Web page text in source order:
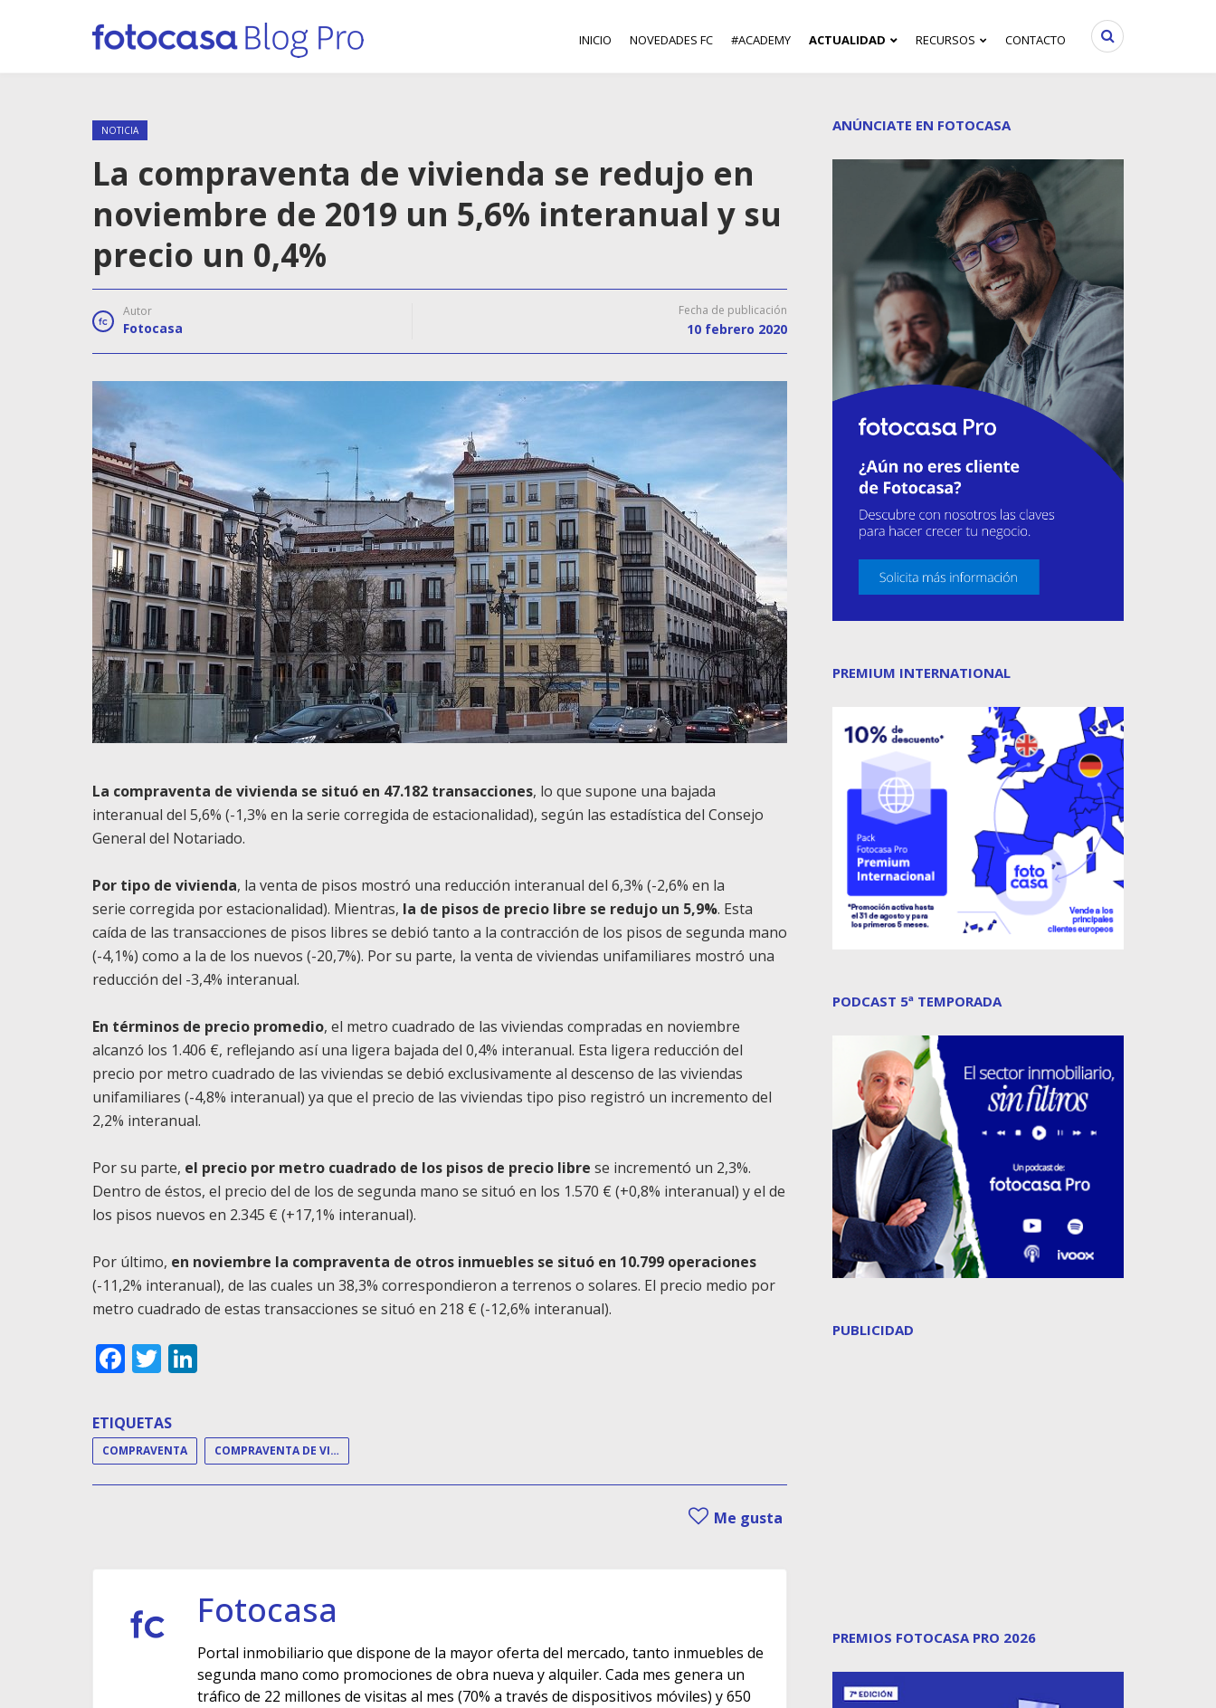
INICIO NOVEDADES FC #ACADEMY ACTUALIDAD RECURSOS CONTACTO
NOTICIA
La compraventa de vivienda se redujo en
noviembre de 2019 un 5,6% interanual y su
precio un 0,4%
Autor
Fotocasa
Fecha de publicación
10 febrero 2020
La compraventa de vivienda se situó en 47.182 transacciones, lo que supone una bajada
interanual del 5,6% (-1,3% en la serie corregida de estacionalidad), según las estadística del Consejo
General del Notariado.
Por tipo de vivienda, la venta de pisos mostró una reducción interanual del 6,3% (-2,6% en la
serie corregida por estacionalidad). Mientras, la de pisos de precio libre se redujo un 5,9%. Esta
caída de las transacciones de pisos libres se debió tanto a la contracción de los pisos de segunda mano
(-4,1%) como a la de los nuevos (-20,7%). Por su parte, la venta de viviendas unifamiliares mostró una
reducción del -3,4% interanual.
En términos de precio promedio, el metro cuadrado de las viviendas compradas en noviembre
alcanzó los 1.406 €, reflejando así una ligera bajada del 0,4% interanual. Esta ligera reducción del
precio por metro cuadrado de las viviendas se debió exclusivamente al descenso de las viviendas
unifamiliares (-4,8% interanual) ya que el precio de las viviendas tipo piso registró un incremento del
2,2% interanual.
Por su parte, el precio por metro cuadrado de los pisos de precio libre se incrementó un 2,3%.
Dentro de éstos, el precio del de los de segunda mano se situó en los 1.570 € (+0,8% interanual) y el de
los pisos nuevos en 2.345 € (+17,1% interanual).
Por último, en noviembre la compraventa de otros inmuebles se situó en 10.799 operaciones
(-11,2% interanual), de las cuales un 38,3% correspondieron a terrenos o solares. El precio medio por
metro cuadrado de estas transacciones se situó en 218 € (-12,6% interanual).
Facebook
Twitter
ETIQUETAS
COMPRAVENTA COMPRAVENTA DE VIVIENDAS
Me gusta
Fotocasa
Portal inmobiliario que dispone de la mayor oferta del mercado, tanto inmuebles de
segunda mano como promociones de obra nueva y alquiler. Cada mes genera un
tráfico de 22 millones de visitas al mes (70% a través de dispositivos móviles) y 650
ANÚNCIATE EN FOTOCASA
PREMIUM INTERNATIONAL
PODCAST 5ª TEMPORADA
PUBLICIDAD
PREMIOS FOTOCASA PRO 2026